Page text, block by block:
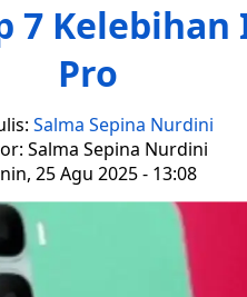
7 Kelebihan
Pro
Salma Sepina Nurdini
Salma Sepina Nurdini
25 Agu 2025 - 13:08